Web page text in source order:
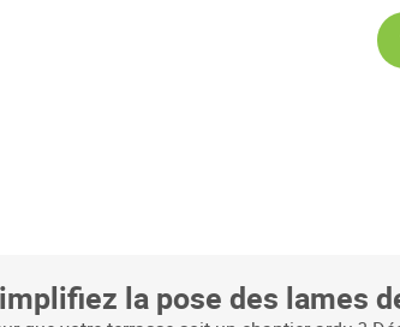
Page
la pose des lames